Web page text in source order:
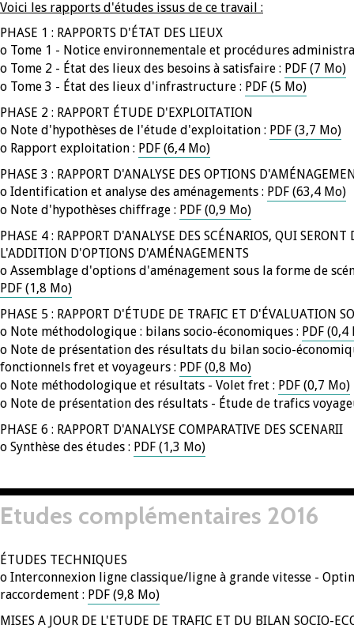
Voici les rapports d'études issus de ce travail :
PHASE 1 : RAPPORTS D'ÉTAT DES LIEUX
o Tome 1 - Notice environnementale et procédures
o Tome 2 - État des lieux des besoins à satisfaire : PDF (7 Mo)
o Tome 3 - État des lieux d'infrastructure : PDF (5 Mo)
PHASE 2 : RAPPORT ÉTUDE D'EXPLOITATION
o Note d'hypothèses de l'étude d'exploitation : PDF (3,7 Mo)
o Rapport exploitation : PDF (6,4 Mo)
PHASE 3 : RAPPORT D'ANALYSE DES OPTIONS
o Identification et analyse des aménagements : PDF (63,4 Mo)
o Note d'hypothèses chiffrage : PDF (0,9 Mo)
PHASE 4 : RAPPORT D'ANALYSE DES SCÉNARIOS, QUI SERONT
L'ADDITION D'OPTIONS D'AMÉNAGEMENTS
o Assemblage d'options d'aménagement sous la forme de
PDF (1,8 Mo)
PHASE 5 : RAPPORT D'ÉTUDE DE TRAFIC ET D'ÉVALUATION
o Note méthodologique : bilans socio-économiques : PDF (0,4
o Note de présentation des résultats du bilan socio-
fonctionnels fret et voyageurs : PDF (0,8 Mo)
o Note méthodologique et résultats - Volet fret : PDF (0,7 Mo)
o Note de présentation des résultats - Étude de trafics
PHASE 6 : RAPPORT D'ANALYSE COMPARATIVE DES SCENARII
o Synthèse des études : PDF (1,3 Mo)
Etudes complémentaires 2016
ÉTUDES TECHNIQUES
o Interconnexion ligne classique/ligne à grande vitesse -
raccordement : PDF (9,8 Mo)
MISES A JOUR DE L'ETUDE DE TRAFIC ET DU BILAN SOCIO-